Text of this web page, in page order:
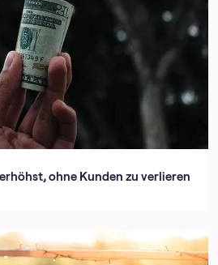
ohne Kunden zu verlieren